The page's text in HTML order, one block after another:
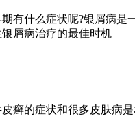
期有什么症状呢?银屑病
屑病治疗的最佳时机
的症状和很多皮肤病是